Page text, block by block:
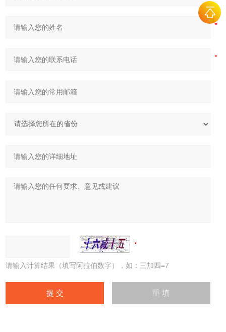
请输入计算结果（填写阿拉伯数字），如：三加四=7